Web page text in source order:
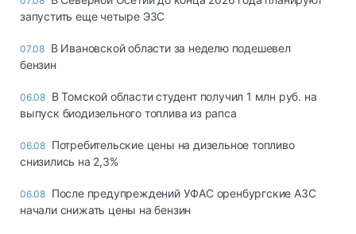
запустить еще четыре ЭЗС
07.08 В Ивановской области за неделю подешевел
бензин
06.08 В Томской области студент получил 1 млн руб. на
выпуск биодизельного топлива из рапса
06.08 Потребительские цены на дизельное топливо
снизились на 2,3%
06.08 После предупреждений УФАС оренбургские АЗС
начали снижать цены на бензин